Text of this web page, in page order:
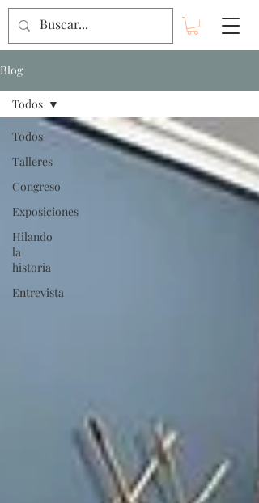
Blog
Todos
Talleres
Congreso
Exposiciones
Hilando
la
historia
Entrevista
Todos